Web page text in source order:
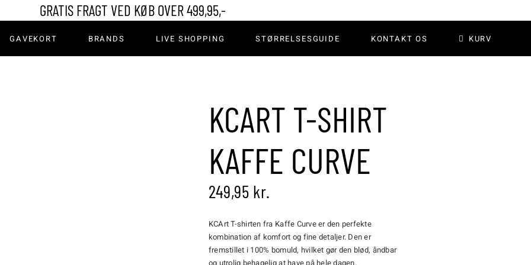
GRATIS FRAGT VED KØB OVER 499,95,-
GAVEKORT BRANDS LIVE SHOPPING STØRRELSESGUIDE KONTAKT OS KURV
& Leggings
KCART T-SHIRT
KAFFE CURVE
249,95 kr.
KCArt T-shirten fra Kaffe Curve er den perfekte
kombination af komfort og fine detaljer. Den er
fremstillet i 100% bomuld, hvilket gør den blød, åndbar